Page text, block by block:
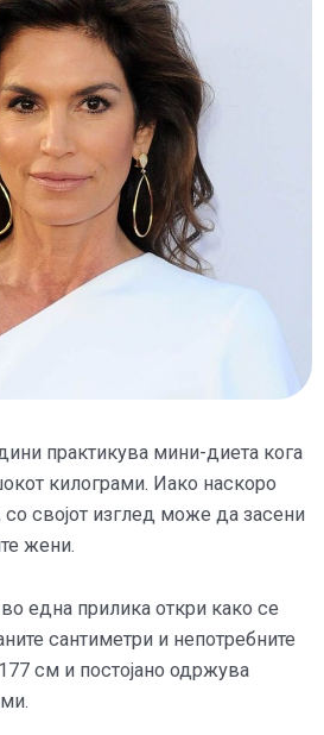
практикува мини-диета кога
килограми. Иако наскоро
со својот изглед може да засени
жени.
една прилика откри како се
сантиметри и непотребните
см и постојано одржува